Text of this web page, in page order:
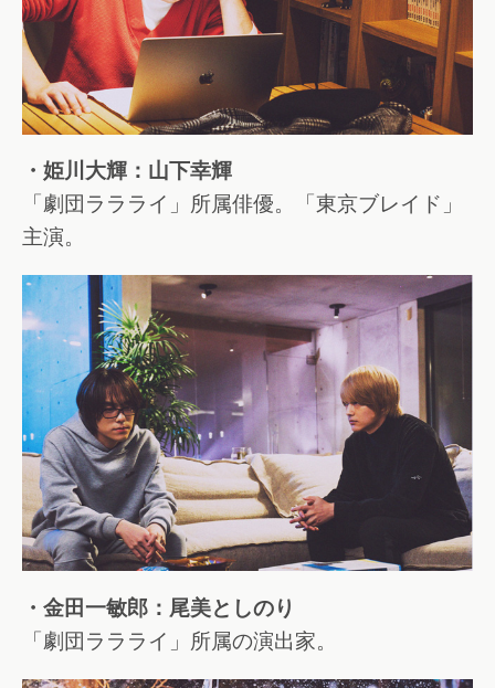
・姫川大輝：山下幸輝
「劇団ララライ」所属俳優。「東京ブレイド」
主演。
・金田一敏郎：尾美としのり
「劇団ララライ」所属の演出家。